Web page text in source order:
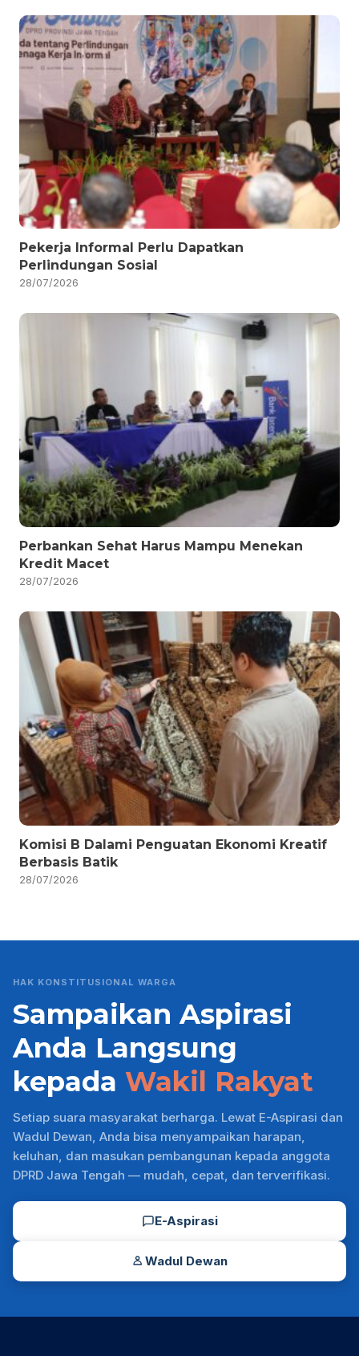
Pekerja Informal Perlu Dapatkan
Perlindungan Sosial
28/07/2026
Perbankan Sehat Harus Mampu Menekan
Kredit Macet
28/07/2026
Komisi B Dalami Penguatan Ekonomi Kreatif
Berbasis Batik
28/07/2026
HAK KONSTITUSIONAL WARGA
Sampaikan Aspirasi
Anda Langsung
kepada Wakil Rakyat
Setiap suara masyarakat berharga. Lewat E-Aspirasi dan
Wadul Dewan, Anda bisa menyampaikan harapan,
keluhan, dan masukan pembangunan kepada anggota
DPRD Jawa Tengah — mudah, cepat, dan terverifikasi.
E-Aspirasi
Wadul Dewan